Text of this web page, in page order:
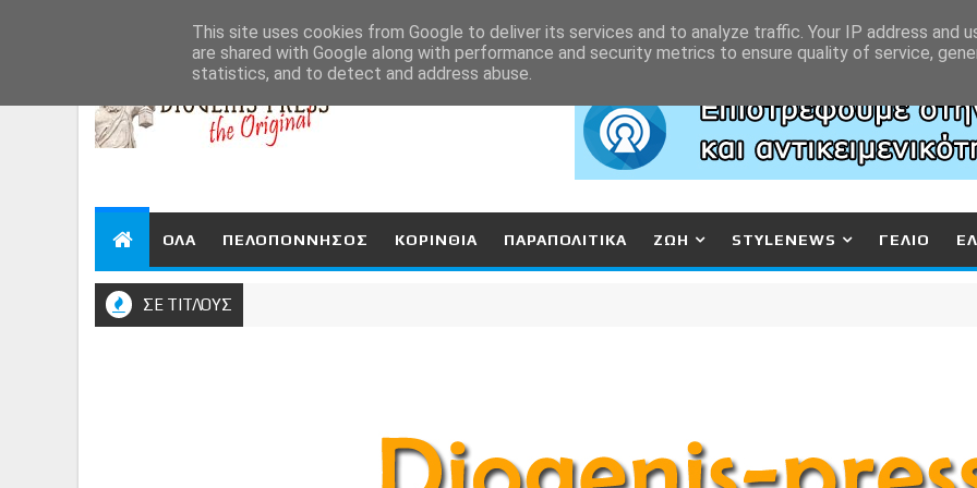
ΟΛΑ ΠΕΛΟΠΟΝΝΗΣΟΣ ΚΟΡΙΝΘΙΑ ΠΑΡΑΠΟΛΙΤΙΚΑ ΖΩΗ STYLENEWS ΓΕΛΙΟ
ΣΕ ΤΙΤΛΟΥΣ
This site uses cookies from Google to deliver its services and to analyze traffic. Your IP address and
are shared with Google along with performance and security metrics to ensure quality of service,
statistics, and to detect and address abuse.